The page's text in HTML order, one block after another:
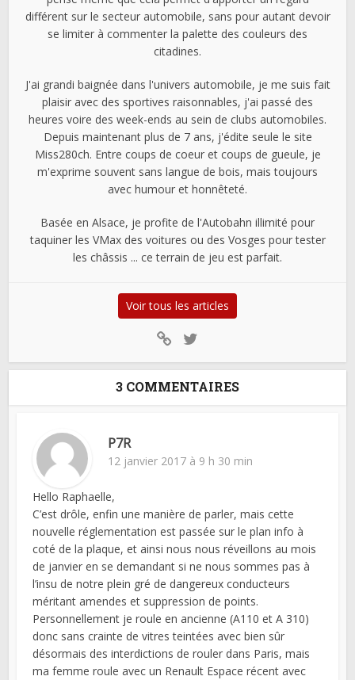
différent sur le secteur automobile, sans pour autant devoir
se limiter à commenter la palette des couleurs des
citadines.
J'ai grandi baignée dans l'univers automobile, je me suis fait
plaisir avec des sportives raisonnables, j'ai passé des
heures voire des week-ends au sein de clubs automobiles.
Depuis maintenant plus de 7 ans, j'édite seule le site
Miss280ch. Entre coups de coeur et coups de gueule, je
m'exprime souvent sans langue de bois, mais toujours
avec humour et honnêteté.
Basée en Alsace, je profite de l'Autobahn illimité pour
taquiner les VMax des voitures ou des Vosges pour tester
les châssis ... ce terrain de jeu est parfait.
Voir tous les articles
3 COMMENTAIRES
P7R
12 janvier 2017 à 9 h 30 min
Hello Raphaelle,
C’est drôle, enfin une manière de parler, mais cette
nouvelle réglementation est passée sur le plan info à
coté de la plaque, et ainsi nous nous réveillons au mois
de janvier en se demandant si ne nous sommes pas à
l’insu de notre plein gré de dangereux conducteurs
méritant amendes et suppression de points.
Personnellement je roule en ancienne (A110 et A 310)
donc sans crainte de vitres teintées avec bien sûr
désormais des interdictions de rouler dans Paris, mais
ma femme roule avec un Renault Espace récent avec